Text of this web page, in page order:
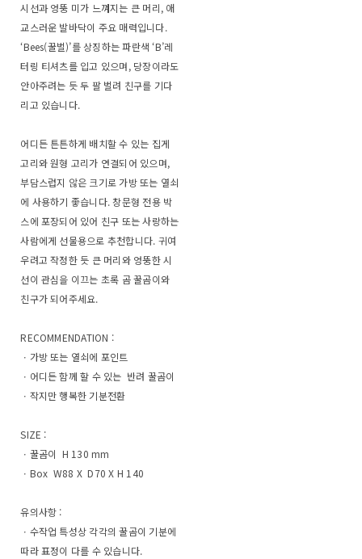
시선과 엉뚱 미가 느껴지는 큰 머리, 애
교스러운 발바닥이 주요 매력입니다.
‘Bees(꿀벌)’를 상징하는 파란색 ‘B’레
터링 티셔츠를 입고 있으며, 당장이라도
안아주려는 듯 두 팔 벌려 친구를 기다
리고 있습니다.
어디든 튼튼하게 배치할 수 있는 집게
고리와 원형 고리가 연결되어 있으며,
부담스럽지 않은 크기로 가방 또는 열쇠
에 사용하기 좋습니다. 창문형 전용 박
스에 포장되어 있어 친구 또는 사랑하는
사람에게 선물용으로 추천합니다. 귀여
우려고 작정한 듯 큰 머리와 엉뚱한 시
선이 관심을 이끄는 초록 곰 꿀곰이와
친구가 되어주세요.
RECOMMENDATION :
ㆍ가방 또는 열쇠에 포인트
ㆍ어디든 함께 할 수 있는 반려 꿀곰이
ㆍ작지만 행복한 기분전환
SIZE :
ㆍ꿀곰이 H 130 mm
ㆍBox W88 X D70 X H 140
유의사항 :
ㆍ수작업 특성상 각각의 꿀곰이 기분에
따라 표정이 다를 수 있습니다.